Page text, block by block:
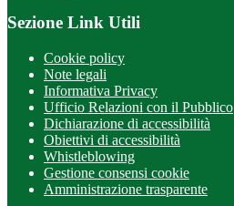
Sezione Link Utili
Cookie policy
Note legali
Informativa Privacy
Ufficio Relazioni con il Pubblico
Dichiarazione di accessibilità
Obiettivi di accessibilità
Whistleblowing
Gestione consensi cookie
Amministrazione trasparente